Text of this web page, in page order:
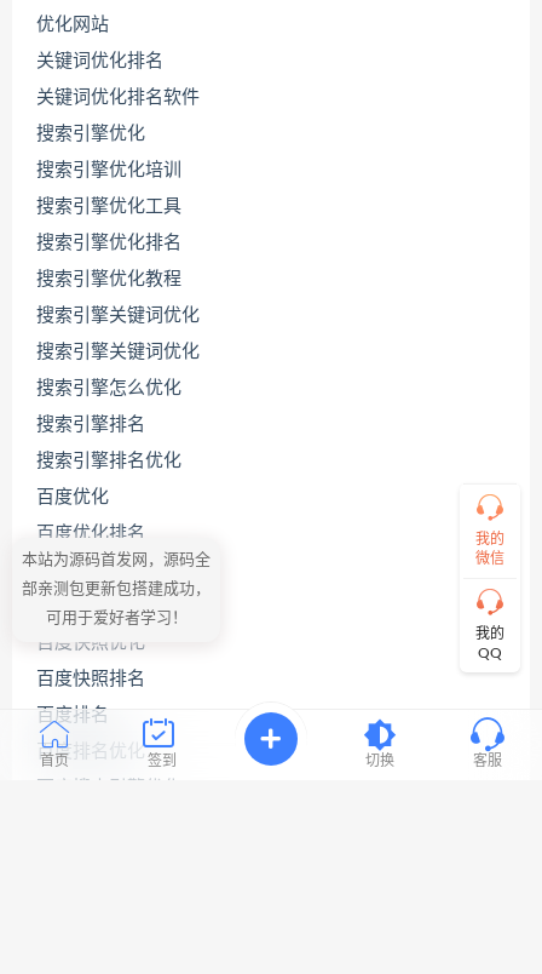
优化网站
关键词优化排名
关键词优化排名软件
搜索引擎优化
搜索引擎优化培训
搜索引擎优化工具
搜索引擎优化排名
搜索引擎优化教程
搜索引擎关键词优化
搜索引擎关键词优化
搜索引擎怎么优化
搜索引擎排名
搜索引擎排名优化
百度优化
百度优化排名
百度关键词优化
百度关键词优化公司
百度快照优化
百度快照排名
百度排名
百度排名优化
我的
微信
我的
QQ
您
的
需
切
记！
带
连
接
首页 签到 切换 客服
本站为源码首发网，源码全
部亲测包更新包搭建成功，
可用于爱好者学习！